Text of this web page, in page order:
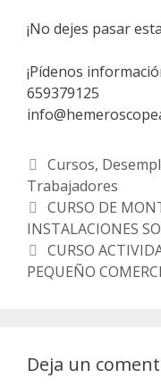
¡No dejes pasar
¡Pídenos
659379125
Categorías
Cursos,
Trabajadores
Navegación
de
entradas
CURSO DE
INSTALACIONES
CURSO
PEQUEÑO
Deja un